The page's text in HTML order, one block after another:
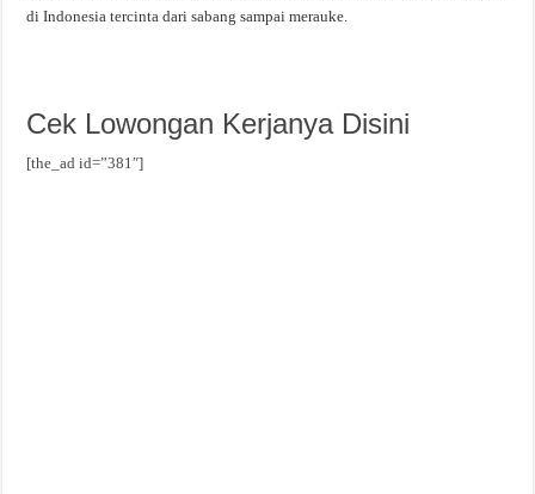
di Indonesia tercinta dari sabang sampai merauke.
Cek Lowongan Kerjanya Disini
[the_ad id=”381″]